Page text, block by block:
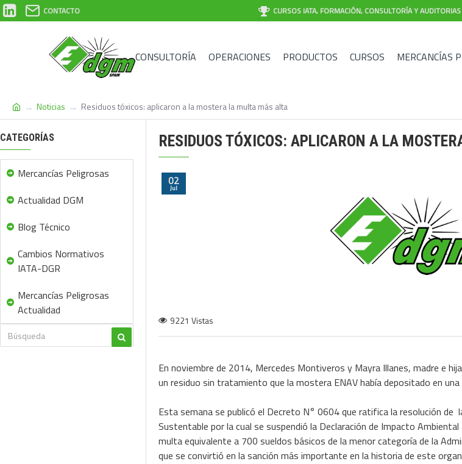
CONTACTO CURSOS IATA, FORMACIÓN, CONSULTORÍA Y
CONSULTORÍA OPERACIONES PRODUCTOS CURSOS MERCANCÍAS
Noticias Residuos tóxicos: aplicaron a la mostera la multa más alta
CATEGORÍAS
Mercancías Peligrosas
Actualidad DGM
Blog Técnico
Cambios Normativos
IATA-DGR
Mercancías Peligrosas
Actualidad
RESIDUOS TÓXICOS: APLICARON A LA
02
Jul
9221 Vistas
En noviembre de 2014, Mercedes Montiveros y Mayra Illanes, madre e
un residuo sin tratamiento que la mostera ENAV había depositado en una
Esta semana se publicó el Decreto N° 0604 que ratifica la resolución de
Sustentable por la cual se suspendió la Declaración de Impacto
multa equivalente a 700 sueldos básicos de la menor categoría de la
que se convirtió en la sanción más importante en la historia de este